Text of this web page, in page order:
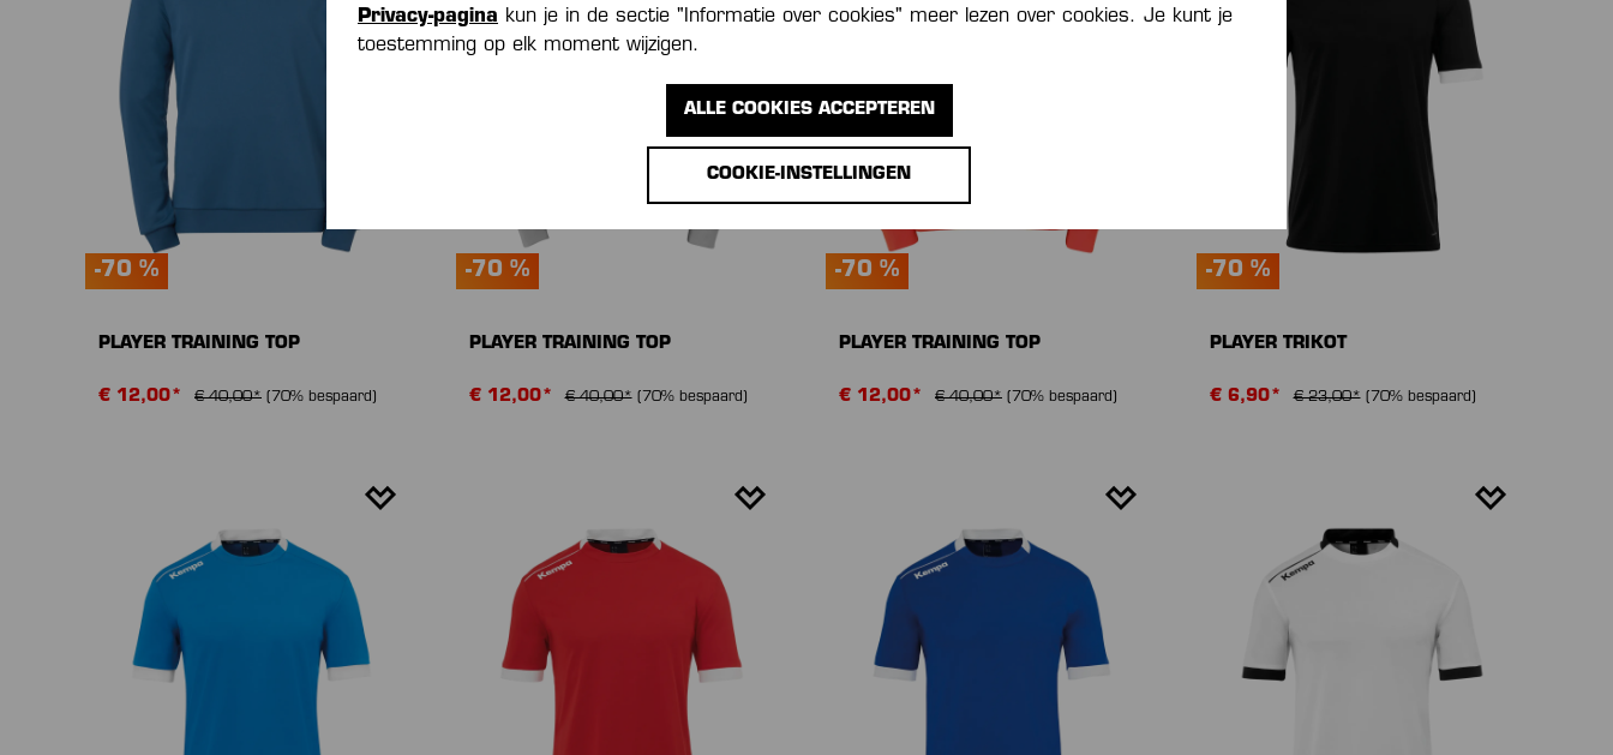
-70 %
PLAYER TRAINING TOP
€ 12,00* € 40,00* (70% bespaard)
-70 %
PLAYER TRAINING TOP
€ 12,00* € 40,00* (70% bespaard)
-70 %
PLAYER TRAINING TOP
€ 12,00* € 40,00* (70% bespaard)
-70 %
PLAYER TRIKOT
€ 6,90* € 23,00* (70% bespaard)
Privacy-pagina kun je in de sectie "Informatie over cookies" meer lezen over cookies. Je kunt je
toestemming op elk moment wijzigen.
COOKIE-INSTELLINGEN
ALLE COOKIES ACCEPTEREN